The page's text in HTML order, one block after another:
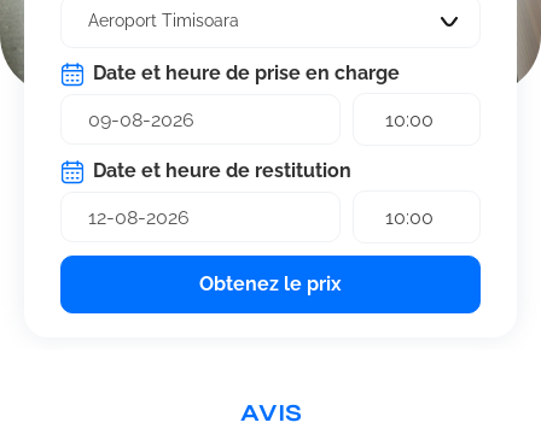
Aeroport Timisoara
Date et heure de prise en charge
10:00
Date et heure de restitution
10:00
Obtenez le prix
AVIS